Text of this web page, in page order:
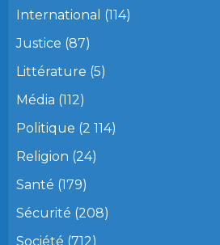
International (114)
Justice (87)
Littérature (5)
Média (112)
Politique (2 114)
Religion (24)
Santé (179)
Sécurité (208)
Société (712)